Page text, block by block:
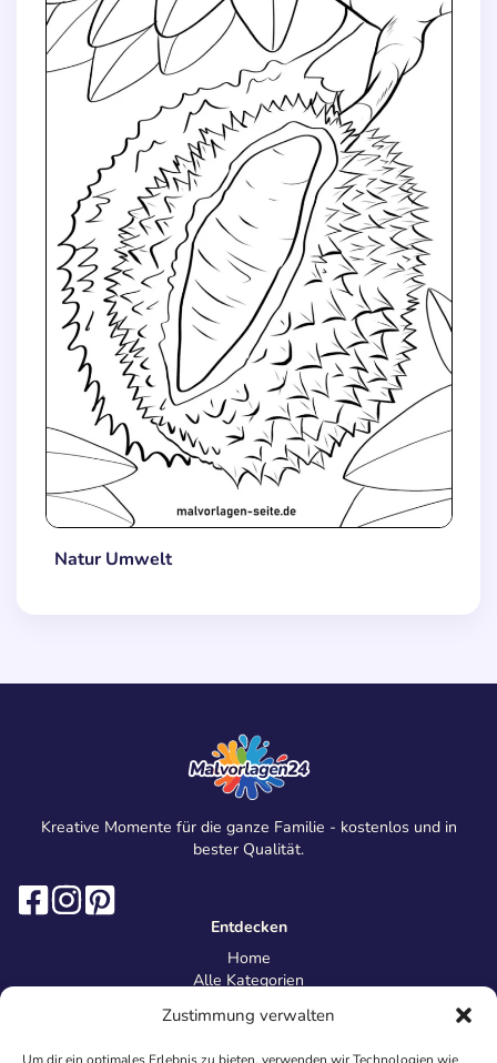
Zustimmung verwalten
Natur Umwelt
Kreative Momente für die ganze Familie - kostenlos und in
bester Qualität.
Entdecken
Home
Alle Kategorien
Information
Über uns